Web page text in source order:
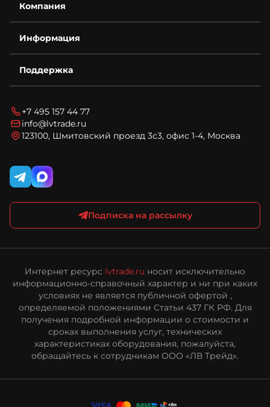
Компания
Контакты
Деталировки
Для бизнеса
Спецпредложения
Информация
Гарантия
Условия оплаты
Соглашение на обработку персональных данных
Политика конфиденциальности и обработки
персональных данных
Поддержка
Карта сайта
Подписка на рассылку
+7 495 157 44 77
info@lvtrade.ru
123100, Шмитовский проезд 3с3, офис 1-4, Москва
Интернет ресурс lvtrade.ru носит исключительно
информационно-справочный характер и ни при каких
условиях не является публичной офертой ,
определяемой положениями Статьи 437 ГК РФ. Для
получения подробной информации о стоимости и
сроках выполнения услуг, технических
характеристиках оборудования, пожалуйста,
обращайтесь к сотрудникам ООО «ЛВ Трейд».